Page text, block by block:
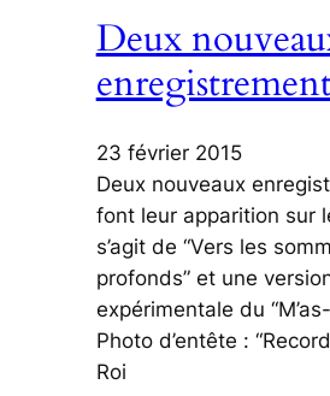
Deux
23 février 2015
Deux nouveaux
font leur apparition sur
s’agit de “Vers les
profonds” et une
expérimentale du
Photo d’entête :
Roi